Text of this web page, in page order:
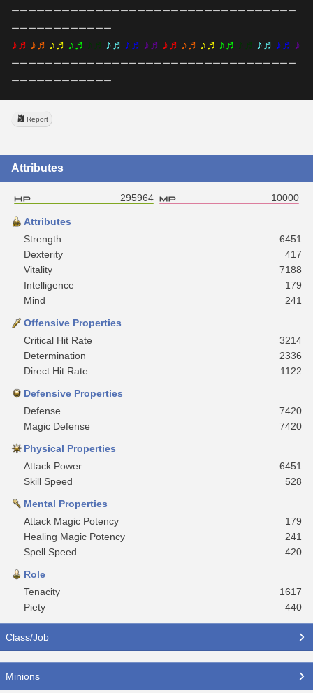
ーーーーーーーーーーーーーーーーーーーーーーーーーーーーーーーーーー
ーーーーーーーーーーーー
♪♬ ♪♬ ♪♬ ♪♬ ♪♬ ♪♬ ♪♬ ♪♬ ♪♬ ♪♬ ♪♬ ♪♬ ♪♬ ♪♬ ♪♬ ♪
ーーーーーーーーーーーーーーーーーーーーーーーーーーーーーーーーーー
ーーーーーーーーーーーー
Report
Attributes
295964 10000
Attributes
Strength
6451
Dexterity
417
Vitality
7188
Intelligence
179
Mind
241
Offensive Properties
Critical Hit Rate
3214
Determination
2336
Direct Hit Rate
1122
Defensive Properties
Defense
7420
Magic Defense
7420
Physical Properties
Attack Power
6451
Skill Speed
528
Mental Properties
Attack Magic Potency
179
Healing Magic Potency
241
Spell Speed
420
Role
Tenacity
1617
Piety
440
Class/Job
Minions